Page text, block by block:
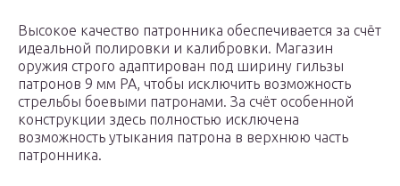
Высокое качество патронника обеспечивается за счёт
идеальной полировки и калибровки. Магазин
оружия строго адаптирован под ширину гильзы
патронов 9 мм РА, чтобы исключить возможность
стрельбы боевыми патронами. За счёт особенной
конструкции здесь полностью исключена
возможность утыкания патрона в верхнюю часть
патронника.